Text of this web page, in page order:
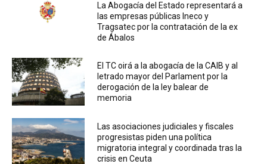
La Abogacía del Estado representará a
las empresas públicas Ineco y
Tragsatec por la contratación de la ex
de Ábalos
El TC oirá a la abogacía de la CAIB y al
letrado mayor del Parlament por la
derogación de la ley balear de
memoria
Las asociaciones judiciales y fiscales
progresistas piden una política
migratoria integral y coordinada tras la
crisis en Ceuta